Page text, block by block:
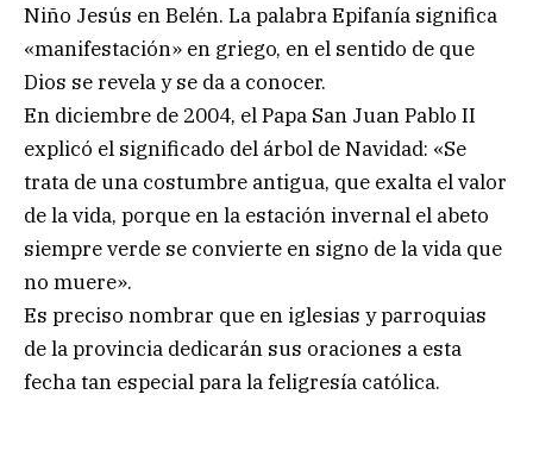
Niño Jesús en Belén. La palabra Epifanía significa
«manifestación» en griego, en el sentido de que
Dios se revela y se da a conocer.
En diciembre de 2004, el Papa San Juan Pablo II
explicó el significado del árbol de Navidad: «Se
trata de una costumbre antigua, que exalta el valor
de la vida, porque en la estación invernal el abeto
siempre verde se convierte en signo de la vida que
no muere».
Es preciso nombrar que en iglesias y parroquias
de la provincia dedicarán sus oraciones a esta
fecha tan especial para la feligresía católica.